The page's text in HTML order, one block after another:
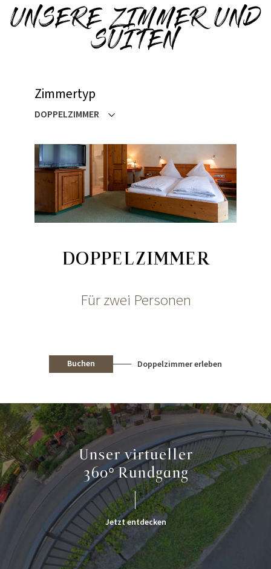
UNSERE ZIMMER UND
SUITEN
Zimmertyp
DOPPELZIMMER
DOPPELZIMMER
Für zwei Personen
Buchen Doppelzimmer erleben
Unser virtueller
360° Rundgang
Jetzt entdecken
SAISONAL
FAMILIENZEIT, DIE ÜBERRASCHT!
Beitrag ansehen